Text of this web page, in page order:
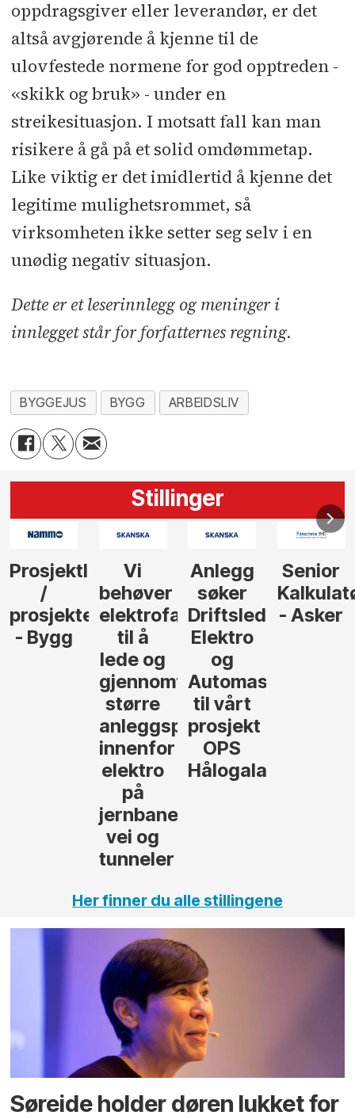
oppdragsgiver eller leverandør, er det
altså avgjørende å kjenne til de
ulovfestede normene for god opptreden -
«skikk og bruk» - under en
streikesituasjon. I motsatt fall kan man
risikere å gå på et solid omdømmetap.
Like viktig er det imidlertid å kjenne det
legitime mulighetsrommet, så
virksomheten ikke setter seg selv i en
unødig negativ situasjon.
Dette er et leserinnlegg og meninger i
innlegget står for forfatternes regning.
BYGGEJUS BYGG ARBEIDSLIV
Stillinger
Prosjektleder
/
prosjekteringsleder
- Bygg
Vi
behøver
elektrofagfolk
til å
lede og
gjennomføre
større
anleggsprosjekter
innenfor
elektro
på
jernbane,
vei og
tunneler
Anlegg
søker
Driftsleder
Elektro
og
Automasjon
til vårt
prosjekt
OPS
Senior
- Asker
Her finner du alle stillingene
Søreide holder døren lukket for